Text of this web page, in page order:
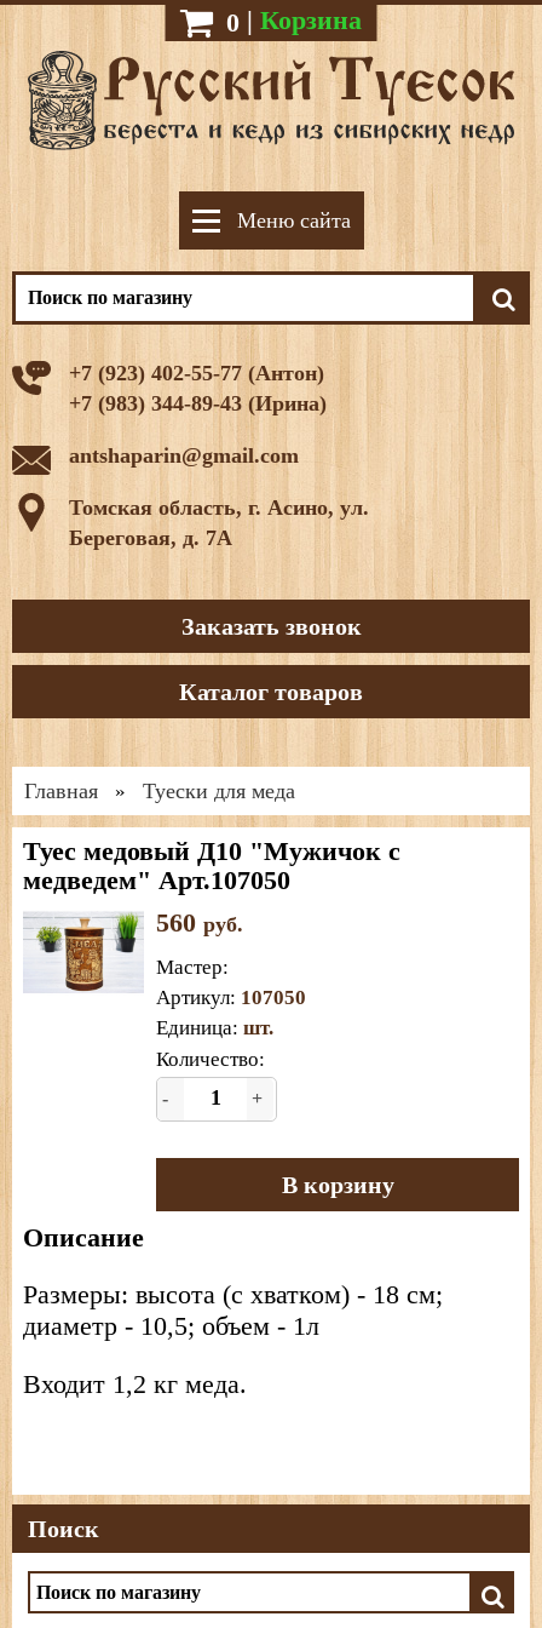
0 | Корзина
Меню сайта
+7 (923) 402-55-77 (Антон)
+7 (983) 344-89-43 (Ирина)
antshaparin@gmail.com
Томская область, г. Асино, ул.
Береговая, д. 7А
Заказать звонок
Каталог товаров
Главная » Туески для меда
Туес медовый Д10 "Мужичок с
медведем" Арт.107050
560 руб.
Мастер:
Артикул: 107050
Единица: шт.
Количество:
- +
В корзину
Описание
Размеры: высота (с хватком) - 18 см;
диаметр - 10,5; объем - 1л
Входит 1,2 кг меда.
Поиск